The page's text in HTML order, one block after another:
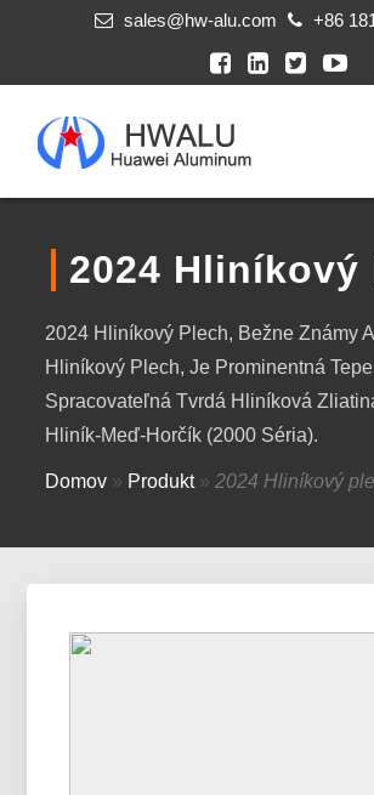
sales@hw-alu.com +86
2024 Hliníkový
2024 Hliníkový Plech, Bežne Známy
Hliníkový Plech, Je Prominentná
Spracovateľná Tvrdá Hliníková
Hliník-Meď-Horčík (2000 Séria).
Domov » Produkt»2024 Hliníkový